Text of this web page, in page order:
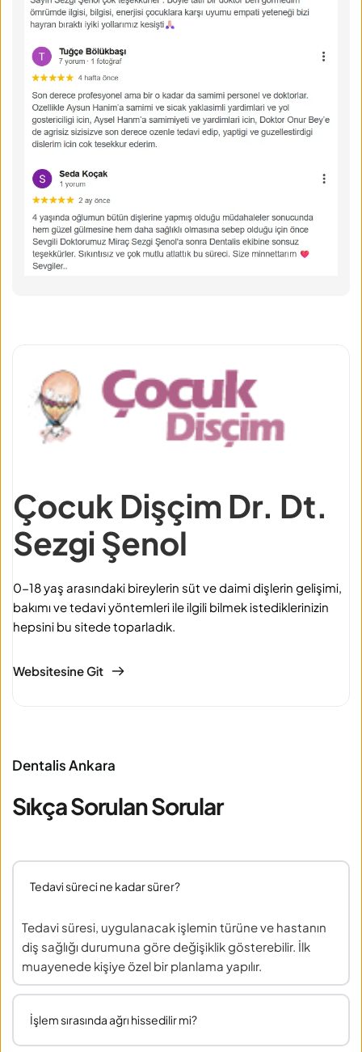
Çocuk Dişçim Dr. Dt.
Sezgi Şenol
0-18 yaş arasındaki bireylerin süt ve daimi dişlerin gelişimi,
bakımı ve tedavi yöntemleri ile ilgili bilmek istediklerinizin
hepsini bu sitede toparladık.
Websitesine Git
Dentalis Ankara
Sıkça Sorulan Sorular
Tedavi süreci ne kadar sürer?
Tedavi süresi, uygulanacak işlemin türüne ve hastanın
diş sağlığı durumuna göre değişiklik gösterebilir. İlk
muayenede kişiye özel bir planlama yapılır.
İşlem sırasında ağrı hissedilir mi?